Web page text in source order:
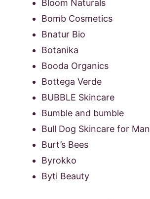
Bloom Naturals
Bomb Cosmetics
Bnatur Bio
Botanika
Booda Organics
Bottega Verde
BUBBLE Skincare
Bumble and bumble
Bull Dog Skincare for Man
Burt’s Bees
Byrokko
Byti Beauty